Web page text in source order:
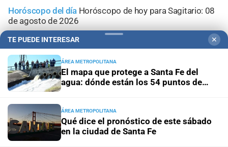
Horóscopo del día Horóscopo de hoy para Sagitario: 08
de agosto de 2026
TE PUEDE INTERESAR ✕
ÁREA METROPOLITANA
El mapa que protege a Santa Fe del
agua: dónde están los 54 puntos de
ÁREA METROPOLITANA
Qué dice el pronóstico de este sábado
en la ciudad de Santa Fe